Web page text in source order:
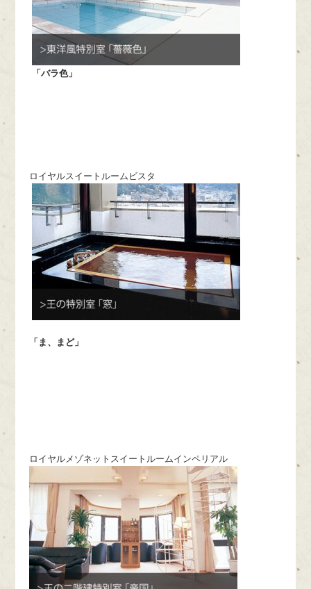
「バラ色」
ロイヤルスイートルームビスタ
「ま、まど」
ロイヤルメゾネットスイートルームインペリアル